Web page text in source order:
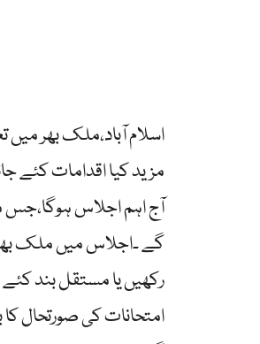
اسلام آباد،ملک بھر
مزید کیا اقدامات کئے
آج اہم اجلاس ہوگا،جس
گے ۔اجلاس میں ملک
رکھیں یا مستقل بند
امتحانات کی صورتحال کا